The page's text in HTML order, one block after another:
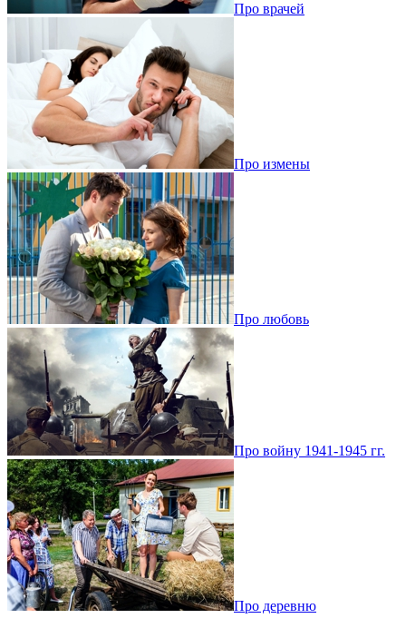
Про врачей
Про измены
Про любовь
Про войну 1941-1945 гг.
Про деревню